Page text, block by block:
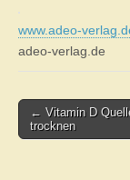
www.adeo-
adeo-verlag.de
Post
navigation
← Vitamin D
trocknen